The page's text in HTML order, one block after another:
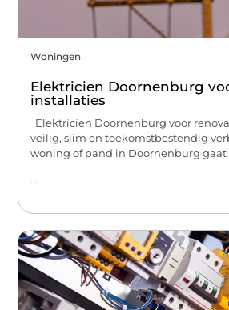
Woningen
Elektricien Doornenburg
installaties
Elektricien Doornenburg voor
veilig, slim en toekomstbestendig
woning of pand in Doornenburg gaat
...